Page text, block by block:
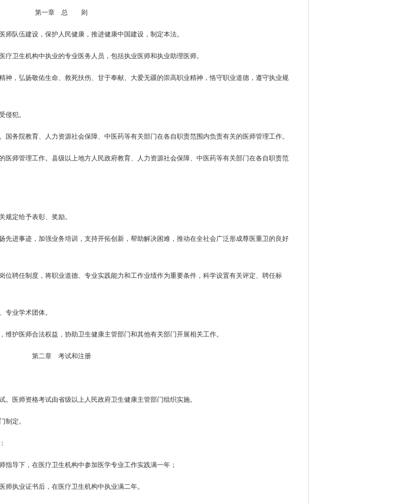
第一章 总 则
队伍建设，保护人民健康，推进健康中国建设，制定本法。
卫生机构中执业的专业医务人员，包括执业医师和执业助理医师。
，弘扬敬佑生命、救死扶伤、甘于奉献、大爱无疆的崇高职业精神，恪守职业道德，遵守执业规
侵犯。
务院教育、人力资源社会保障、中医药等有关部门在各自职责范围内负责有关的医师管理工作。
医师管理工作。县级以上地方人民政府教育、人力资源社会保障、中医药等有关部门在各自职责范
规定给予表彰、奖励。
先进事迹，加强业务培训，支持开拓创新，帮助解决困难，推动在全社会广泛形成尊医重卫的良好
聘任制度，将职业道德、专业实践能力和工作业绩作为重要条件，科学设置有关评定、聘任标
业学术团体。
护医师合法权益，协助卫生健康主管部门和其他有关部门开展相关工作。
第二章 考试和注册
医师资格考试由省级以上人民政府卫生健康主管部门组织实施。
制定。
指导下，在医疗卫生机构中参加医学专业工作实践满一年；
师执业证书后，在医疗卫生机构中执业满二年。